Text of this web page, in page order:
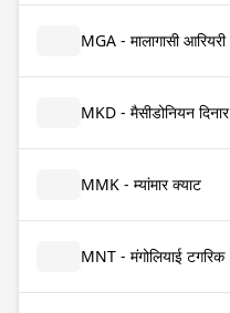
MGA - मालागासी आरियरी
MKD - मैसीडोनियन दिनार
MMK - म्यांमार क्याट
MNT - मंगोलियाई टगरिक